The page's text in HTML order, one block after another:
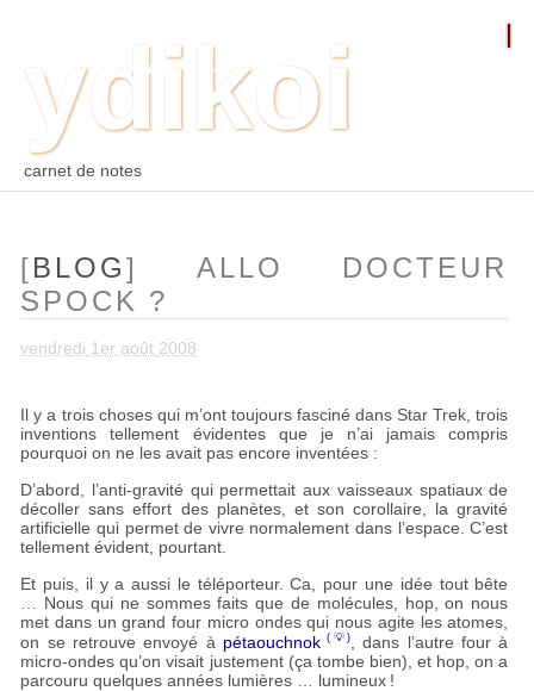
TAGS
CONTACT ⛵︎
ydikoi
carnet de notes
[BLOG] ALLO DOCTEUR
SPOCK ?
vendredi 1er août 2008
Il y a trois choses qui m’ont toujours fasciné dans Star Trek, trois
inventions tellement évidentes que je n’ai jamais compris
pourquoi on ne les avait pas encore inventées :
D’abord, l’anti-gravité qui permettait aux vaisseaux spatiaux de
décoller sans effort des planètes, et son corollaire, la gravité
artificielle qui permet de vivre normalement dans l’espace. C’est
tellement évident, pourtant.
Et puis, il y a aussi le téléporteur. Ca, pour une idée tout bête
… Nous qui ne sommes faits que de molécules, hop, on nous
met dans un grand four micro ondes qui nous agite les atomes,
on se retrouve envoyé à pétaouchnok
, dans l’autre four à
micro-ondes qu’on visait justement (ça tombe bien), et hop, on a
parcouru quelques années lumières … lumineux !